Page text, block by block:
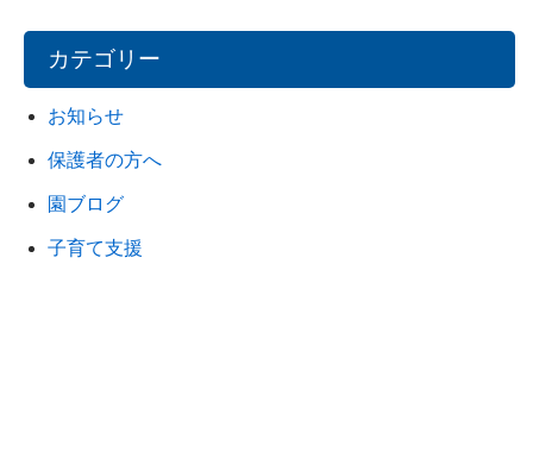
カテゴリー
お知らせ
保護者の方へ
園ブログ
子育て支援